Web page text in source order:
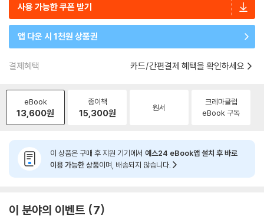
사용 가능한 쿠폰 받기
앱 다운 시 1천원 상품권
결제혜택 카드/간편결제 혜택을 확인하세요
eBook
13,600원
종이책
15,300원 원서
크레마클럽
eBook 구독
이 상품은 구매 후 지원 기기에서 예스24 eBook앱 설치 후 바로
이용 가능한 상품이며, 배송되지 않습니다.
이 분야의 이벤트 7